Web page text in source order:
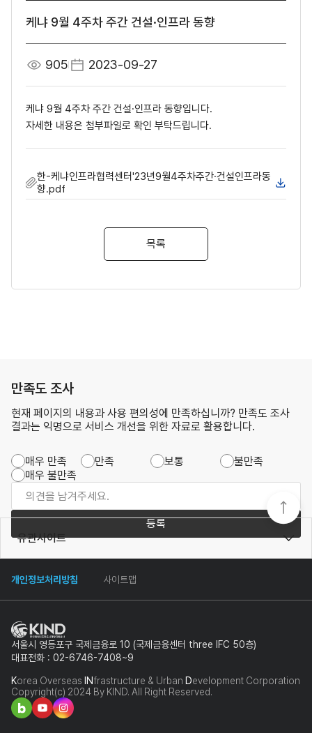
케냐 9월 4주차 주간 건설·인프라 동향
905 2023-09-27
케냐 9월 4주차 주간 건설·인프라 동향입니다.
자세한 내용은 첨부파일로 확인 부탁드립니다.
한-케냐인프라협력센터'23년9월4주차주간·건설인프라동
향.pdf
목록
만족도 조사
현재 페이지의 내용과 사용 편의성에 만족하십니까? 만족도 조사
결과는 익명으로 서비스 개선을 위한 자료로 활용합니다.
매우 만족 만족 보통
불만족
매우 불만족
등록
개인정보처리방침 사이트맵
유관사이트
서울시 영등포구 국제금융로 10 (국제금융센터 three IFC 50층)
대표전화 : 02-6746-7408~9
Korea Overseas INfrastructure & Urban Development Corporation
Copyright(c) 2024 By KIND. All Right Reserved.